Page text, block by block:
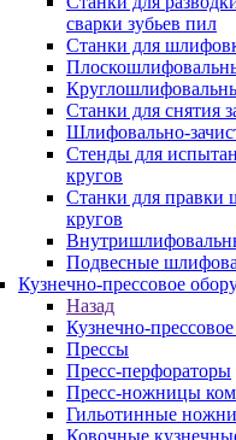
сварки зубьев пил
Станки для
Станки для снятия
Шлифовально-
Стенды для
кругов
Станки для правки
кругов
Подвесные
Кузнечно-прессовое
Назад
Кузнечно-
Прессы
Пресс-перфораторы
Пресс-ножницы
Гильотинные
Ковочные